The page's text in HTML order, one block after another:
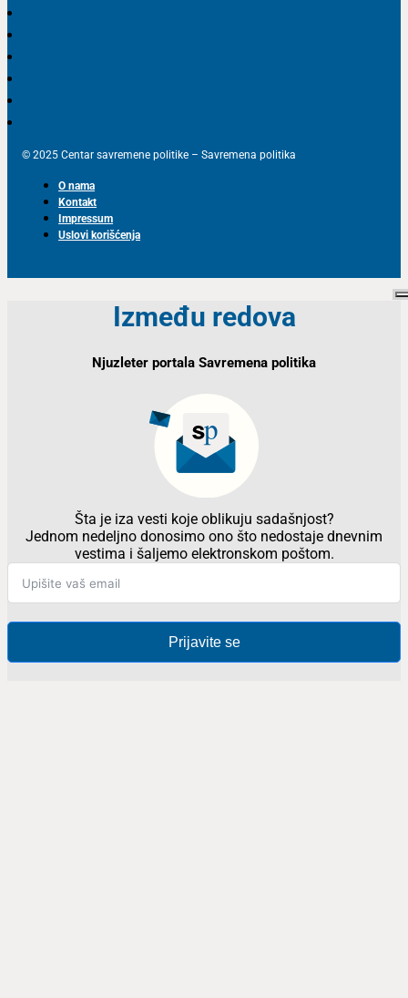
© 2025 Centar savremene politike – Savremena politika
O nama
Kontakt
Impressum
Uslovi korišćenja
Između redova
Njuzleter portala Savremena politika
Šta je iza vesti koje oblikuju sadašnjost?
Jednom nedeljno donosimo ono što nedostaje dnevnim
vestima i šaljemo elektronskom poštom.
Prijavite se